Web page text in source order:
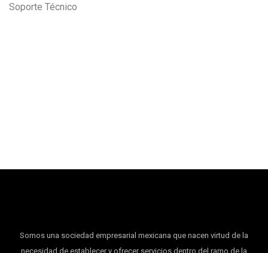
Soporte Técnico
Somos una sociedad empresarial mexicana que nacen virtud de la
necesidad de establecer y ofrecer servicios dentro del ramo de la